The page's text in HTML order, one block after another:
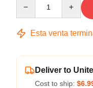
Esta venta
Deliver to
Cost to ship: